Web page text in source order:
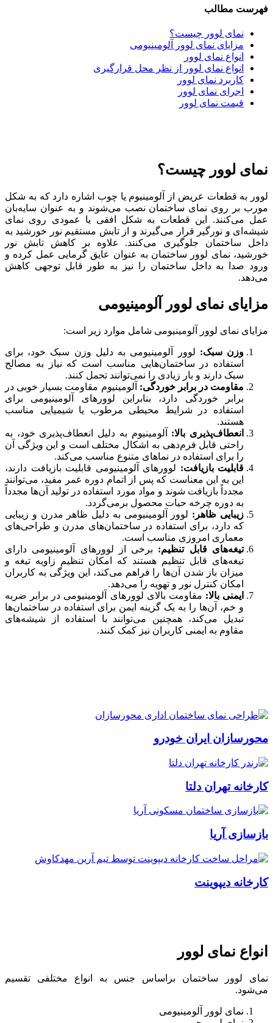
فهرست مطالب
نمای لوور چیست؟
مزایای نمای لوور آلومینیومی
انواع نمای لوور
انواع نمای لوور از نظر محل قرارگیری
کاربرد نمای لوور
اجرای نمای لوور
قیمت نمای لوور
نمای لوور چیست؟
لوور به قطعات عریض از آلومینیوم یا چوب اشاره دارد که به شکل
مورب بر روی نمای ساختمان نصب می‌شوند و به عنوان سایه‌بان
عمل می‌کنند. این قطعات به شکل افقی یا عمودی روی نمای
شیشه‌ای و نورگیر قرار می‌گیرند و از تابش مستقیم نور خورشید به
داخل ساختمان جلوگیری می‌کنند. علاوه بر کاهش تابش نور
خورشید، نمای لوور ساختمان به عنوان عایق گرمایی عمل کرده و
ورود صدا به داخل ساختمان را نیز به طور قابل توجهی کاهش
می‌دهد.
مزایای نمای لوور آلومینیومی
مزایای نمای لوور آلومینیومی شامل موارد زیر است:
وزن سبک: لوور آلومینیومی به دلیل وزن سبک خود، برای
استفاده در ساختمان‌هایی مناسب است که نیاز به مصالح
سبک دارند و بار زیادی را نمی‌توانند تحمل کنند.
مقاومت در برابر خوردگی: آلومینیوم مقاومت بسیار خوبی در
برابر خوردگی دارد، بنابراین لوورهای آلومینیومی برای
استفاده در شرایط محیطی مرطوب یا شیمیایی مناسب
هستند.
انعطاف‌پذیری بالا: آلومینیوم به دلیل انعطاف‌پذیری خود، به
راحتی قابل فرم‌دهی به اشکال مختلف است و این ویژگی آن
را برای استفاده در نماهای متنوع مناسب می‌کند.
قابلیت بازیافت: لوورهای آلومینیومی قابلیت بازیافت دارند،
این به این معناست که پس از اتمام دوره عمر مفید، می‌توانند
مجدداً بازیافت شوند و مواد مورد استفاده در تولید آن‌ها مجدداً
به دوره چرخه حیات محصول برمی‌گردد.
زیبایی ظاهر: لوور آلومینیومی به دلیل ظاهر مدرن و زیبایی
که دارد، برای استفاده در ساختمان‌های مدرن و طراحی‌های
معماری امروزی مناسب است.
تیغه‌های قابل تنظیم: برخی از لوورهای آلومینیومی دارای
تیغه‌های قابل تنظیم هستند که امکان تنظیم زاویه تیغه و
میزان باز شدن آن‌ها را فراهم می‌کند، این ویژگی به کاربران
امکان کنترل نور و تهویه را می‌دهد.
ایمنی بالا: مقاومت بالای لوورهای آلومینیومی در برابر ضربه
و خم، آن‌ها را به یک گزینه ایمن برای استفاده در ساختمان‌ها
تبدیل می‌کند، همچنین می‌توانند با استفاده از شیشه‌های
مقاوم به ایمنی کاربران نیز کمک کنند.
محورسازان ایران خودرو
کارخانه تهران دلتا
بازسازی آریا
کارخانه دیپوینت
انواع نمای لوور
نمای لوور ساختمان براساس جنس به انواع مختلفی تقسیم
می‌شود.
نمای لوور آلومینیومی